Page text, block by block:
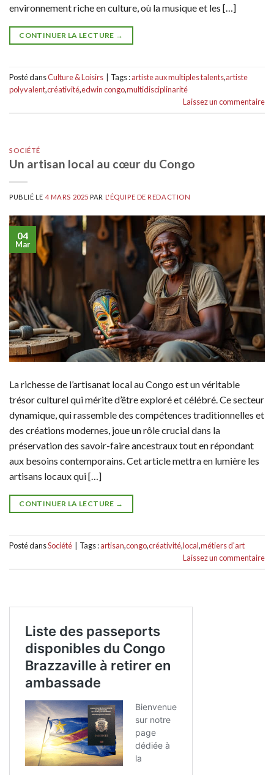
environnement riche en culture, où la musique et les […]
CONTINUER LA LECTURE →
Posté dansCulture & Loisirs Tags :artiste aux multiples talents,artiste
polyvalent,créativité,edwin congo,multidisciplinarité
Laissez un commentaire
SOCIÉTÉ
Un artisan local au cœur du Congo
PUBLIÉ LE 4 MARS 2025 PAR L'ÉQUIPE DE REDACTION
04
Mar
La richesse de l’artisanat local au Congo est un véritable
trésor culturel qui mérite d’être exploré et célébré. Ce secteur
dynamique, qui rassemble des compétences traditionnelles et
des créations modernes, joue un rôle crucial dans la
préservation des savoir-faire ancestraux tout en répondant
aux besoins contemporains. Cet article mettra en lumière les
artisans locaux qui […]
CONTINUER LA LECTURE →
Posté dansSociété Tags :artisan,congo,créativité,local,métiers d'art
Laissez un commentaire